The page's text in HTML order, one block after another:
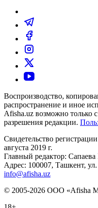
Воспроизводство,
распространение и иное
Afisha.uz возможно только
разрешения редакции.
Свидетельство
августа 2019 г.
Главный редактор:
Адрес: 100007, Ташкент,
info@afisha.uz
© 2005-2026 ООО «Afisha